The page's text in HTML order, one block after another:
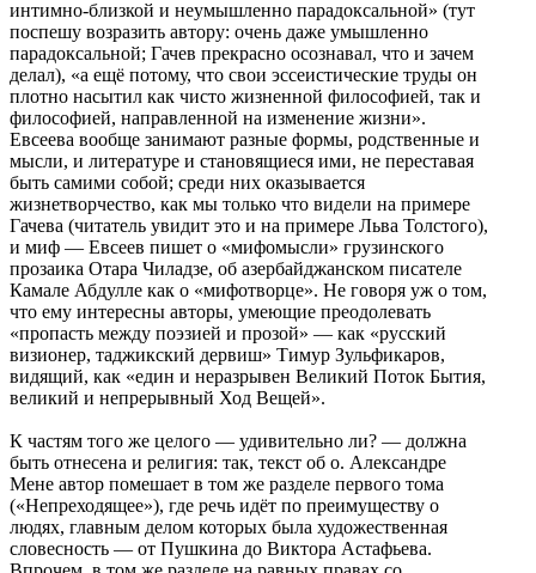
интимно-близкой и неумышленно парадоксальной» (тут
поспешу возразить автору: очень даже умышленно
парадоксальной; Гачев прекрасно осознавал, что и зачем
делал), «а ещё потому, что свои эссеистические труды он
плотно насытил как чисто жизненной философией, так и
философией, направленной на изменение жизни».
Евсеева вообще занимают разные формы, родственные и
мысли, и литературе и становящиеся ими, не переставая
быть самими собой; среди них оказывается
жизнетворчество, как мы только что видели на примере
Гачева (читатель увидит это и на примере Льва Толстого),
и миф — Евсеев пишет о «мифомысли» грузинского
прозаика Отара Чиладзе, об азербайджанском писателе
Камале Абдулле как о «мифотворце». Не говоря уж о том,
что ему интересны авторы, умеющие преодолевать
«пропасть между поэзией и прозой» — как «русский
визионер, таджикский дервиш» Тимур Зульфикаров,
видящий, как «един и неразрывен Великий Поток Бытия,
великий и непрерывный Ход Вещей».
К частям того же целого — удивительно ли? — должна
быть отнесена и религия: так, текст об о. Александре
Мене автор помешает в том же разделе первого тома
(«Непреходящее»), где речь идёт по преимуществу о
людях, главным делом которых была художественная
словесность — от Пушкина до Виктора Астафьева.